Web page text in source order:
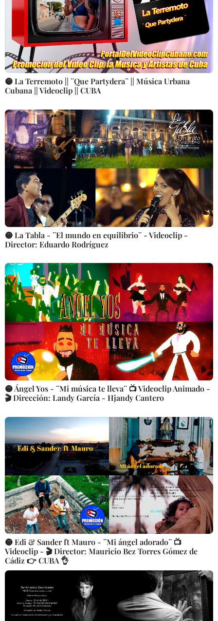
🟡 La Terremoto || ¨Que Partydera¨ || Música Urbana
Cubana || Videoclip || CUBA
🟡 La Tabla - ¨El mundo en equilibrio¨ - Videoclip -
Director: Eduardo Rodríguez
🟡 Ángel Yos - ¨Mi música te lleva¨ 📺 Videoclip Animado -
🎬 Dirección: Landy García - Hjandy Cantero
🟡 Edi & Sander ft Mauro - ¨Mi ángel adorado¨ 📺
Videoclip - 🎬 Director: Mauricio Bez Torres Gómez de
Cádiz 👉 CUBA 👌